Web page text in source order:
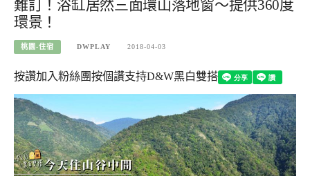
難訂！浴缸居然三面環山落地窗～提供360度
環景！
桃園-住宿 DWPLAY 2018-04-03
按讚加入粉絲團按個讚支持D&W黑白雙搭